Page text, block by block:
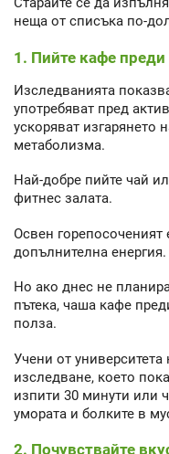
неща от списъка по-
1. Пийте кафе
Изследванията
употребяват пред
ускоряват изгарянето
метаболизма.
Най-добре пийте чай
фитнес залата.
Освен
допълнителна енергия.
Но ако днес не
пътека, чаша кафе
полза.
Учени от
изследване, което
изпити 30 минути или
умората и болките в
2. Почувствайте